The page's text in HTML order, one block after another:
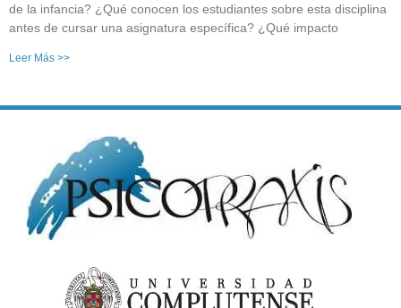
de la infancia? ¿Qué conocen los estudiantes sobre esta disciplina
antes de cursar una asignatura específica? ¿Qué impacto
Leer Más >>